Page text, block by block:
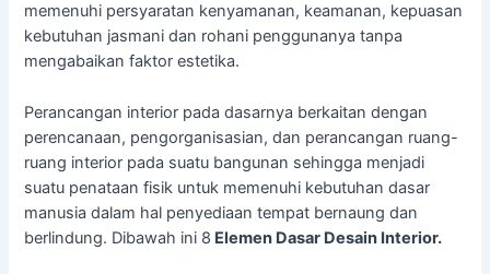
memenuhi persyaratan kenyamanan, keamanan, kepuasan
kebutuhan jasmani dan rohani penggunanya tanpa
mengabaikan faktor estetika.
Perancangan interior pada dasarnya berkaitan dengan
perencanaan, pengorganisasian, dan perancangan ruang-
ruang interior pada suatu bangunan sehingga menjadi
suatu penataan fisik untuk memenuhi kebutuhan dasar
manusia dalam hal penyediaan tempat bernaung dan
berlindung. Dibawah ini 8 Elemen Dasar Desain Interior.